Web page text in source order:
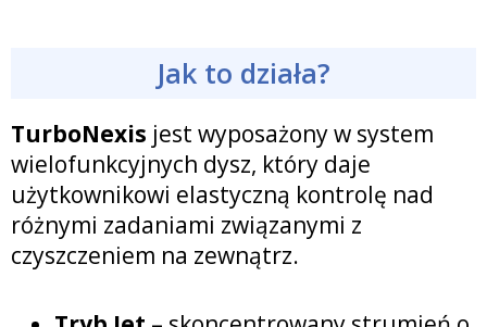
Jak to działa?
TurboNexis jest wyposażony w system
wielofunkcyjnych dysz, który daje
użytkownikowi elastyczną kontrolę nad
różnymi zadaniami związanymi z
czyszczeniem na zewnątrz.